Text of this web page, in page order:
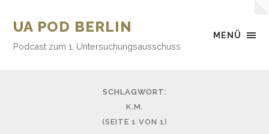
MENÜ
UA POD BERLIN
Podcast zum 1. Untersuchungsausschuss
SCHLAGWORT:
K.M.
(SEITE 1 VON 1)